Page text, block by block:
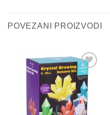
POVEZANI PROIZVODI
Sačuvaj
proizvod